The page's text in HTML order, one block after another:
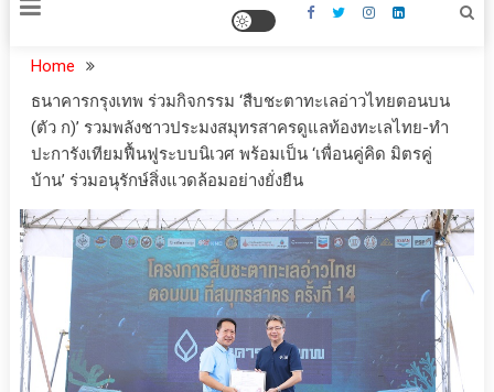
Home
ธนาคารกรุงเทพ ร่วมกิจกรรม ‘สืบชะตาทะเลอ่าวไทยตอนบน
(ตัว ก)’ รวมพลังชาวประมงสมุทรสาครดูแลท้องทะเลไทย-ทำ
ปะการังเทียมฟื้นฟูระบบนิเวศ พร้อมเป็น ‘เพื่อนคู่คิด มิตรคู่
บ้าน’ ร่วมอนุรักษ์สิ่งแวดล้อมอย่างยั่งยืน